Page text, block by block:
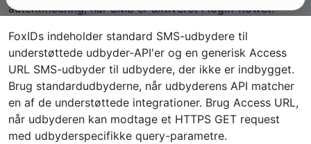
autentificering, når SMS er aktiveret i login-flowet.
FoxIDs indeholder standard SMS-udbydere til
understøttede udbyder-API'er og en generisk Access
URL SMS-udbyder til udbydere, der ikke er indbygget.
Brug standardudbyderne, når udbyderens API matcher
en af de understøttede integrationer. Brug Access URL,
når udbyderen kan modtage et HTTPS GET request
med udbyderspecifikke query-parametre.